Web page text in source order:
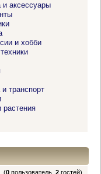
аксессуары
и хобби
и транспорт
растения
(0 пользователь,2 гостей)